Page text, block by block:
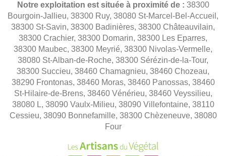
Notre exploitation est située à proximité de : 38300
Bourgoin-Jallieu, 38300 Ruy, 38080 St-Marcel-Bel-Accueil,
38300 St-Savin, 38300 Badinières, 38300 Châteauvilain,
38300 Crachier, 38300 Domarin, 38300 Les Eparres,
38300 Maubec, 38300 Meyrié, 38300 Nivolas-Vermelle,
38080 St-Alban-de-Roche, 38300 Sérézin-de-la-Tour,
38300 Succieu, 38460 Chamagnieu, 38460 Chozeau,
38290 Frontonas, 38460 Moras, 38460 Panossas, 38460
St-Hilaire-de-Brens, 38460 Vénérieu, 38460 Veyssilieu,
38080 L, 38090 Vaulx-Milieu, 38090 Villefontaine, 38110
Cessieu, 38090 Bonnefamille, 38300 Chèzeneuve, 38080
Four